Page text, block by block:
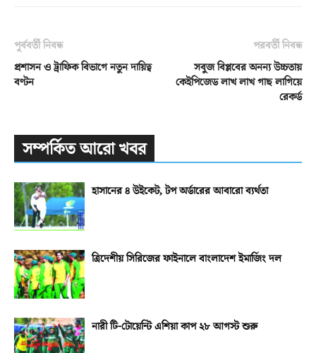
পূর্ববর্তী নিবন্ধ
প্রশাসন ও ট্রাফিক বিভাগে নতুন দায়িত্ব
বণ্টন
পরবর্তী নিবন্ধ
সবুজ বিপ্লবের অনন্য উচ্চতায়
কেইপিজেড লাখ লাখ গাছ লাগিয়ে
রেকর্ড
সম্পর্কিত আরো খবর
হাসানের ৪ উইকেট, টপ অর্ডারের আবারো ব্যর্থতা
ত্রিদেশীয় সিরিজের ফাইনালে বাংলাদেশ ইমার্জিং দল
নারী টি-টোয়েন্টি এশিয়া কাপ ২৮ আগস্ট শুরু